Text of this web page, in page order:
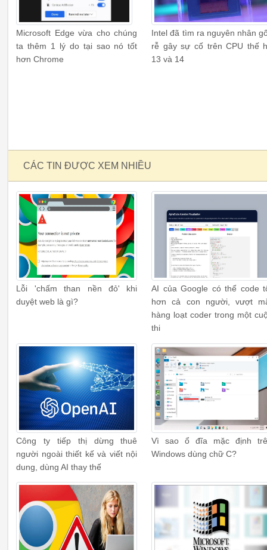
Microsoft Edge vừa cho chúng
ta thêm 1 lý do tại sao nó tốt
hơn Chrome
Intel đã tìm ra nguyên nhân
rễ gây sự cố trên CPU thế
13 và 14
CÁC TIN ĐƯỢC XEM NHIỀU
Lỗi 'chấm than nền đỏ' khi
duyệt web là gì?
AI của Google có thể code
hơn cả con người, vượt
hàng loạt coder trong một
thi
Công ty tiếp thị dừng thuê
người ngoài thiết kế và viết nội
dung, dùng AI thay thế
Vì sao ổ đĩa mặc định
Windows dùng chữ C?